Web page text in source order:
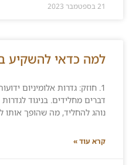
21 בספטמבר 2023
למה כדאי להשקיע
1. חוזק: גדרות אלומיניום
דברים מחלידים. בניגוד
נוהג להחליד, מה שהופך אותו
קרא עוד »